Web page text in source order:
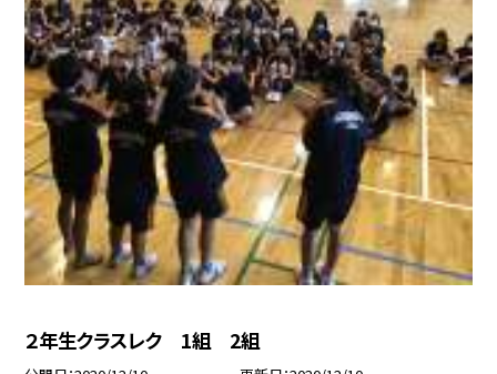
２年生クラスレク 1組 2組